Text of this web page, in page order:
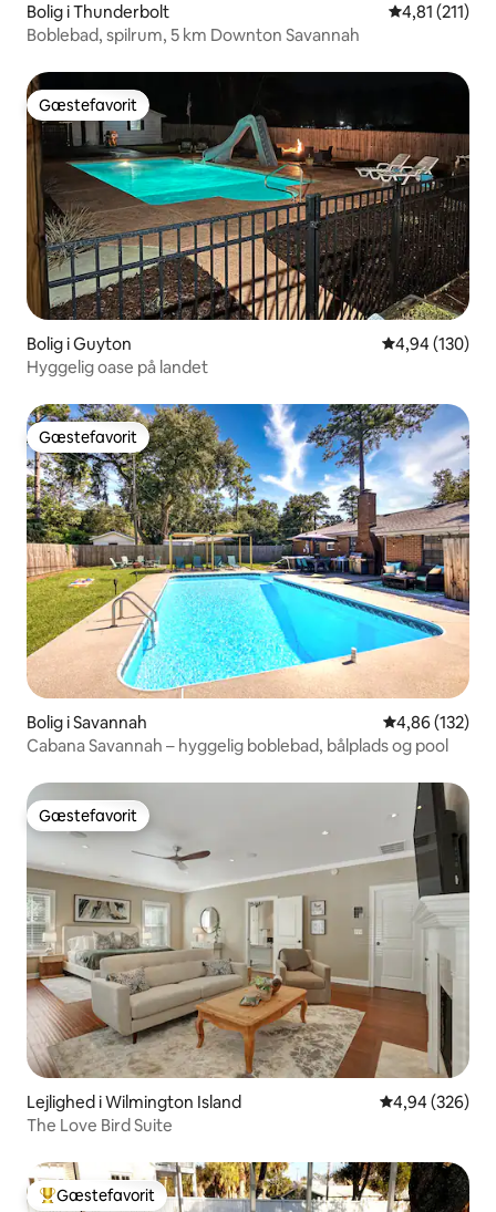
Bolig i Thunderbolt 4,81 ud af 5 i
4,81 (211)
Boblebad, spilrum, 5 km Downton Savannah
Gæstefavorit
Gæstefavorit
Bolig i Guyton 4,94 ud af 5 i
4,94 (130)
Hyggelig oase på landet
Gæstefavorit
Gæstefavorit
Bolig i Savannah 4,86 ud af 5 i
4,86 (132)
Cabana Savannah – hyggelig boblebad, bålplads og pool
Gæstefavorit
Gæstefavorit
Lejlighed i Wilmington Island 4,94 ud af 5 i
4,94 (326)
The Love Bird Suite
Bedste gæstefavorit
Gæstefavorit